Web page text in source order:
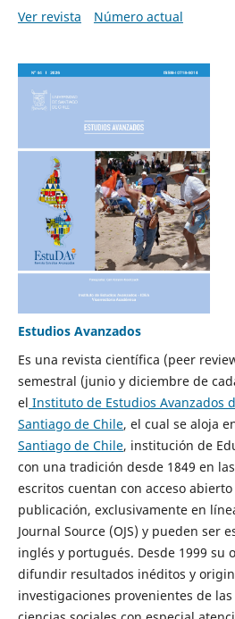
Ver revista
Número actual
Estudios Avanzados
Es una revista científica (peer
semestral (junio y diciembre de
el Instituto de Estudios Avanzados
Santiago de Chile, el cual se aloja
Santiago de Chile, institución de
con una tradición desde 1849 en
escritos cuentan con acceso
publicación, exclusivamente en
Journal Source (OJS) y pueden ser
inglés y portugués. Desde 1999 su
difundir resultados inéditos y
investigaciones provenientes de